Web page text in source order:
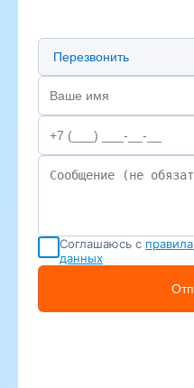
Предпочтительный
Соглашаюсь с
данных